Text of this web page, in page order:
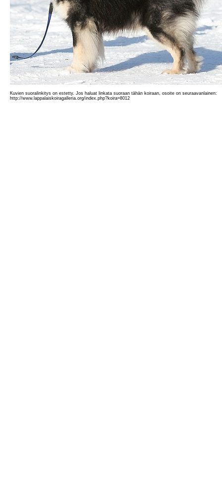
Kuvien suoralinkitys on estetty. Jos haluat linkata suoraan tähän koiraan, osoite on seuraavanlainen:
http://www.lappalaiskoiragalleria.org/index.php?koira=8012